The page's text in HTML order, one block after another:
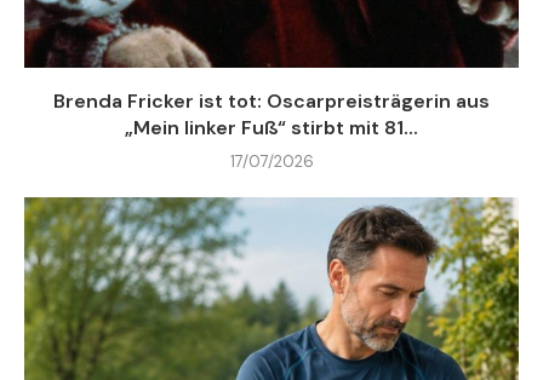
Brenda Fricker ist tot: Oscarpreisträgerin aus
„Mein linker Fuß“ stirbt mit 81...
17/07/2026